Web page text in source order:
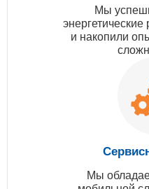
Мы
и накопили
Мы